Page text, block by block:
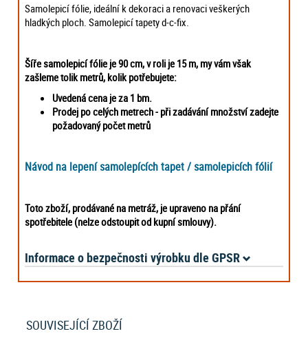
Samolepicí fólie, ideální k dekoraci a renovaci veškerých
hladkých ploch. Samolepicí tapety d-c-fix.
Šíře samolepicí fólie je 90 cm, v roli je 15 m, my vám však
zašleme tolik metrů, kolik potřebujete:
Uvedená cena je za 1 bm.
Prodej po celých metrech - při zadávání množství zadejte
požadovaný počet metrů
Návod na lepení samolepících tapet / samolepicích fólií
Toto zboží, prodávané na metráž, je upraveno na přání
spotřebitele (nelze odstoupit od kupní smlouvy).
Informace o bezpečnosti výrobku dle GPSR
SOUVISEJÍCÍ ZBOŽÍ